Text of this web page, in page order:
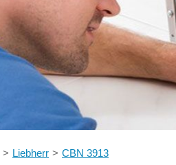
Liebherr CBN 3913